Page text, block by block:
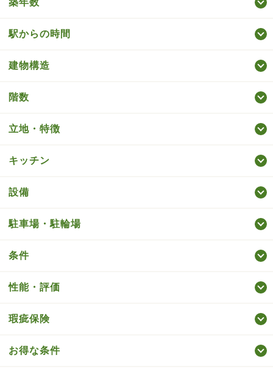
駅からの時間
建物構造
階数
立地・特徴
キッチン
設備
駐車場・駐輪場
条件
性能・評価
瑕疵保険
お得な条件